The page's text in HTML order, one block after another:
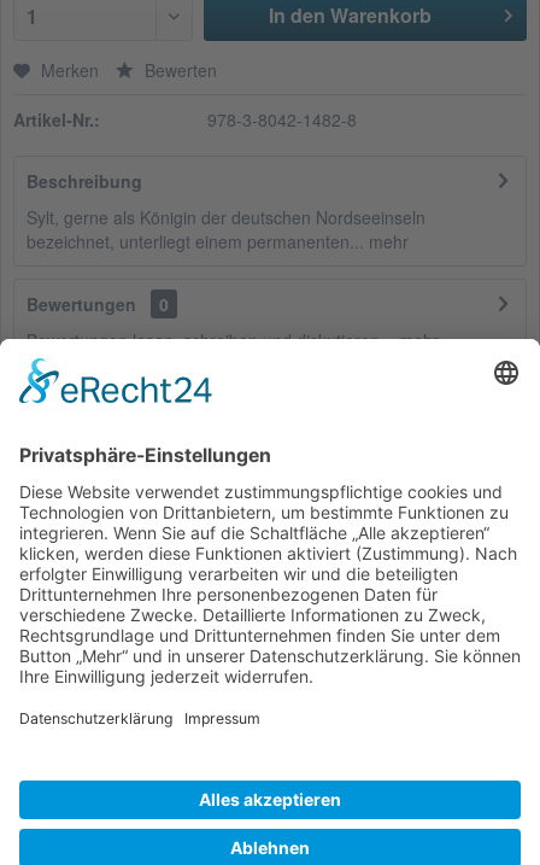
1 In den Warenkorb
Merken Bewerten
Artikel-Nr.: 978-3-8042-1482-8
Beschreibung
Sylt, gerne als Königin der deutschen Nordseeinseln
bezeichnet, unterliegt einem permanenten... mehr
Bewertungen
0
Bewertungen lesen, schreiben und diskutieren...mehr
Kunden haben sich ebenfalls angesehen
Service Hotline
Shop Service
Informationen
* Alle Preise inkl. gesetzl. Mehrwertsteuer zzgl.Versandkostenund ggf.
Nachnahmegebühren, wenn nicht anders beschrieben
Bestellung Downloads
Widerrufsbelehrung Datenschutz
Impressum